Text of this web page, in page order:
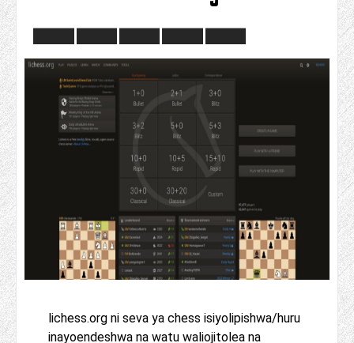
lichess.org ni seva ya chess isiyolipishwa/huru
inayoendeshwa na watu waliojitolea na